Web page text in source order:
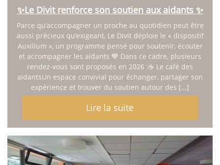
Recrutement
Nous contacter
Formulaire en ligne
Annuaire
✨Le Divit renforce son soutien aux aidants ✨
Parce qu’accompagner un proche au quotidien peut être
aussi précieux qu’exigeant, Le Divit déploie le « dispositif
Auxilium », un programme pensé pour soutenir, écouter
et accompagner les aidants 💙 Dans ce cadre, plusieurs
rendez-vous sont proposés en 2026 :☕ Le café des
aidantsUn espace convivial pour échanger, partager son
expérience et trouver du soutien autour des […]
Lire la suite